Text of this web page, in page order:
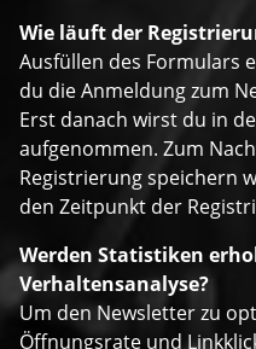
Wie läuft der
Ausfüllen des Formulars
du die Anmeldung zum
Erst danach wirst du in
aufgenommen. Zum
Registrierung speichern
den Zeitpunkt der
Werden Statistiken
Verhaltensanalyse?
Um den Newsletter zu
Öffnungsrate und